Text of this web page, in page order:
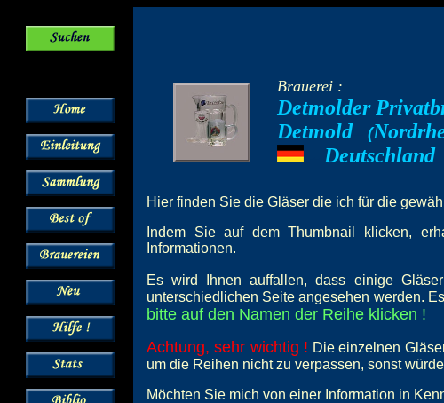
Brauerei :
Detmolder
Detmold
(
Deutschland
Hier finden Sie die Gläser die ich für die
Indem Sie auf dem Thumbnail klicken,
Informationen.
Es wird Ihnen auffallen, dass einige
unterschiedlichen Seite angesehen werden.
bitte auf den Namen der Reihe klicken !
Achtung, sehr wichtig ! Die einzelnen
um die Reihen nicht zu verpassen, sonst
Möchten Sie mich von einer Information in